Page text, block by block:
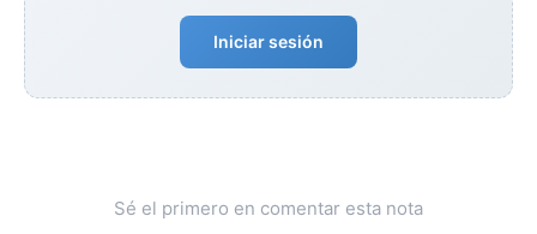
Iniciar sesión
Sé el primero en comentar esta nota